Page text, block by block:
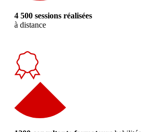
4 500 sessions réalisées
à distance